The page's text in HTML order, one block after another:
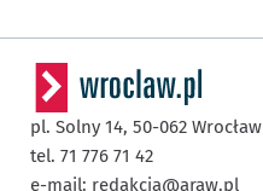
pl. Solny 14, 50-062 Wrocław
tel. 71 776 71 42
e-mail: redakcja@araw.pl